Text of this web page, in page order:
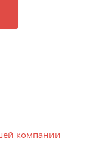
компании